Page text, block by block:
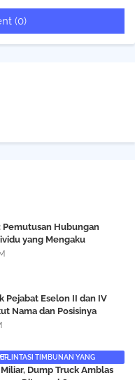
(0)
Pemutusan Hubungan
yang Mengaku
Pejabat Eselon II dan IV
Nama dan Posisinya
Dump Truck Amblas